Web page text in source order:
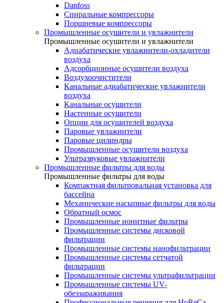
Danfoss
Спиральные компрессоры
Поршневые компрессоры
Промышленные осушители и увлажнители
Промышленные осушители и увлажнители
Адиабатические увлажнители-охладители
воздуха
Адсорбционные осушители воздуха
Воздухоочистители
Канальные адиабатические увлажнители
воздуха
Канальные осушители
Настенные осушители
Опции для осушителей воздуха
Паровые увлажнители
Паровые цилиндры
Промышленные осушители воздуха
Ультразвуковые увлажнители
Промышленные фильтры для воды
Промышленные фильтры для воды
Компактная фильтровальная установка для
бассейна
Механические насыпные фильтры для воды
Обратный осмос
Промышленные ионитные фильтры
Промышленные системы дисковой
фильтрации
Промышленные системы нанофильтрации
Промышленные системы сетчатой
фильтрации
Промышленные системы ультрафильтрации
Промышленные системы UV-
обеззараживания